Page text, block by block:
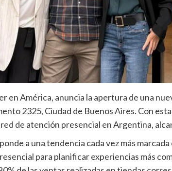
en América, anuncia la apertura de una
2325, Ciudad de Buenos Aires. Con
de atención presencial en Argentina,
a una tendencia cada vez más
para planificar experiencias más